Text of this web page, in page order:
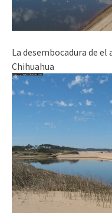
La desembocadura de
Chihuahua